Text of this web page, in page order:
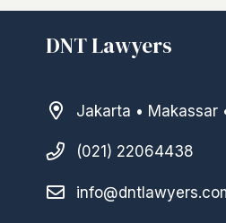
DNT Lawyers
Jakarta • Makassar
(021) 22064438